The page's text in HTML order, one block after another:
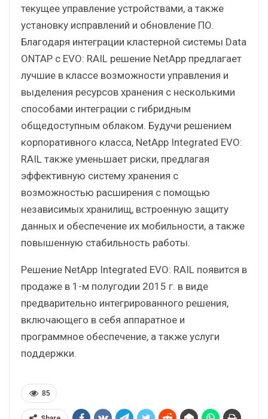
текущее управление устройствами, а также
установку исправлений и обновление ПО.
Благодаря интеграции кластерной системы Data
ONTAP с EVO: RAIL решение NetApp предлагает
лучшие в классе возможности управления и
выделения ресурсов хранения с несколькими
способами интеграции с гибридным
общедоступным облаком. Будучи решением
корпоративного класса, NetApp Integrated EVO:
RAIL также уменьшает риски, предлагая
эффективную систему хранения с
возможностью расширения с помощью
независимых хранилищ, встроенную защиту
данных и обеспечение их мобильности, а также
повышенную стабильность работы.
Решение NetApp Integrated EVO: RAIL появится в
продаже в 1-м полугодии 2015 г. в виде
предварительно интегрированного решения,
включающего в себя аппаратное и
программное обеспечение, а также услуги
поддержки.
85